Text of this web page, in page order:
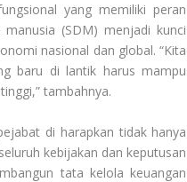
yang memiliki peran
(SDM) menjadi kunci
nasional dan global. “Kita
baru di lantik harus mampu
tambahnya.
di harapkan tidak hanya
kebijakan dan keputusan
tata kelola keuangan